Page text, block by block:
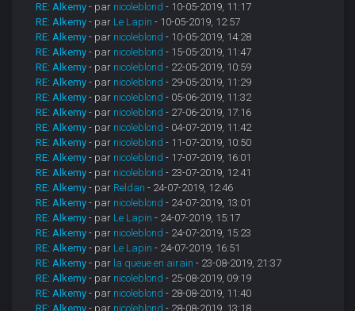
RE: Alkemy - par nicoleblond - 10-05-2019, 11:17
RE: Alkemy - par Le Lapin - 10-05-2019, 12:57
RE: Alkemy - par nicoleblond - 10-05-2019, 14:28
RE: Alkemy - par nicoleblond - 15-05-2019, 11:47
RE: Alkemy - par nicoleblond - 22-05-2019, 10:59
RE: Alkemy - par nicoleblond - 29-05-2019, 11:29
RE: Alkemy - par nicoleblond - 05-06-2019, 11:32
RE: Alkemy - par nicoleblond - 27-06-2019, 17:16
RE: Alkemy - par nicoleblond - 04-07-2019, 11:42
RE: Alkemy - par nicoleblond - 11-07-2019, 10:50
RE: Alkemy - par nicoleblond - 17-07-2019, 16:01
RE: Alkemy - par nicoleblond - 23-07-2019, 12:41
RE: Alkemy - par Reldan - 24-07-2019, 12:46
RE: Alkemy - par nicoleblond - 24-07-2019, 13:01
RE: Alkemy - par Le Lapin - 24-07-2019, 15:17
RE: Alkemy - par nicoleblond - 24-07-2019, 15:23
RE: Alkemy - par Le Lapin - 24-07-2019, 16:51
RE: Alkemy - par la queue en airain - 23-08-2019, 21:37
RE: Alkemy - par nicoleblond - 25-08-2019, 09:19
RE: Alkemy - par nicoleblond - 28-08-2019, 11:40
RE: Alkemy - par nicoleblond - 28-08-2019, 13:18